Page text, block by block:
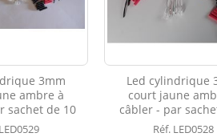
3mm
ambre à
sachet de 10
Led cylindrique
court jaune
câbler - par
Réf. LED0528